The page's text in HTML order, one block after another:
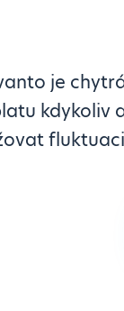
je
kdykoliv